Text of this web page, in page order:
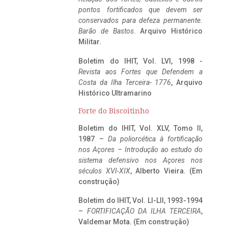
pontos fortificados que devem ser
conservados para defeza permanente.
Barão de Bastos. Arquivo Histórico
Militar.
Boletim do IHIT, Vol. LVI, 1998 -
Revista aos Fortes que Defendem a
Costa da Ilha Terceira- 1776, Arquivo
Histórico Ultramarino
Forte do Biscoitinho
Boletim do IHIT, Vol. XLV, Tomo II,
1987 – Da poliorcética à fortificação
nos Açores – Introdução ao estudo do
sistema defensivo nos Açores nos
séculos XVI-XIX, Alberto Vieira. (Em
construção)
Boletim do IHIT, Vol. LI-LII, 1993-1994
– FORTIFICAÇÃO DA ILHA TERCEIRA,
Valdemar Mota. (Em construção)